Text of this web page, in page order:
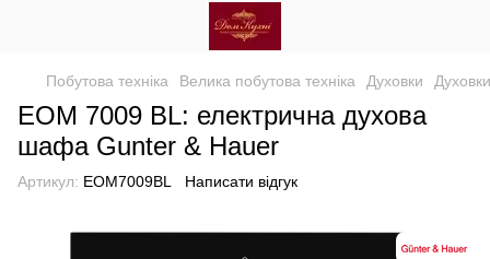
Побутова техніка Велика побутова техніка Духовки
EOM 7009 BL: електрична духова
шафа Gunter & Hauer
Артикул: EOM7009BL Написати відгук